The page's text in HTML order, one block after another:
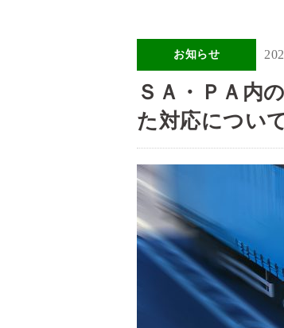
お知らせ
ＳＡ・ＰＡ内
た対応につい